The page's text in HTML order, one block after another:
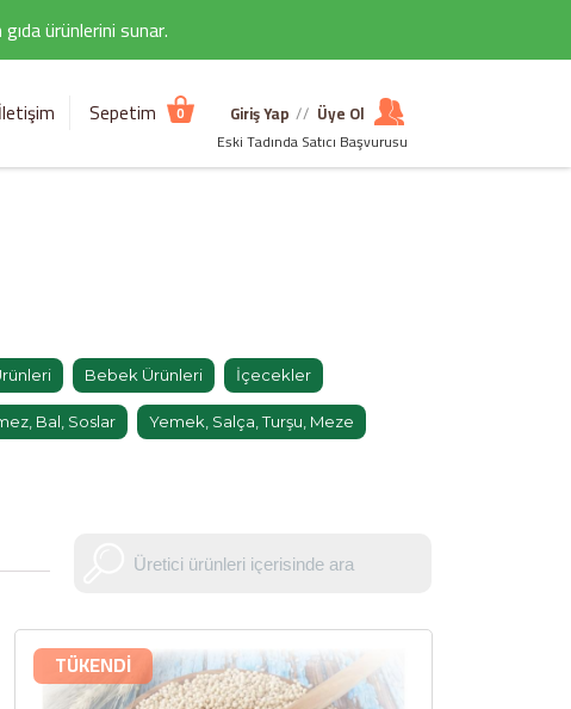
ürünlerini sunar.
İletişim Sepetim 0 Giriş Yap // Üye Ol
Eski Tadında Satıcı Başvurusu
Bebek Ürünleri İçecekler
Bal, Soslar Yemek, Salça, Turşu, Meze
TÜKENDİ